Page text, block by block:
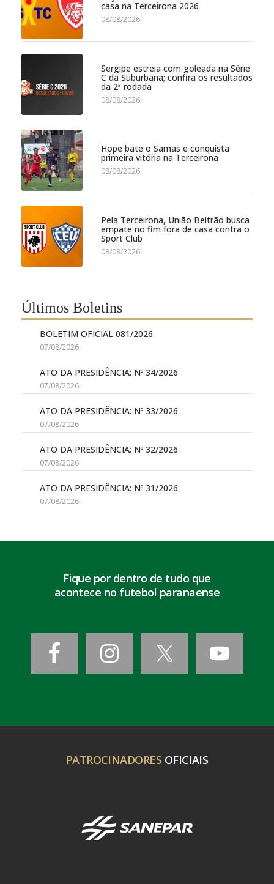
casa na Terceirona 2026
08/08/2026
Sergipe estreia com goleada na Série
C da Suburbana; confira os resultados
da 2ª rodada
08/08/2026
Hope bate o Samas e conquista
primeira vitória na Terceirona
08/08/2026
Pela Terceirona, União Beltrão busca
empate no fim fora de casa contra o
Sport Club
08/08/2026
Últimos Boletins
BOLETIM OFICIAL 081/2026
07/08/2026
ATO DA PRESIDÊNCIA: Nº 34/2026
07/08/2026
ATO DA PRESIDÊNCIA: Nº 33/2026
07/08/2026
ATO DA PRESIDÊNCIA: Nº 32/2026
07/08/2026
ATO DA PRESIDÊNCIA: Nº 31/2026
07/08/2026
Fique por dentro de tudo que
acontece no futebol paranaense
PATROCINADORES OFICIAIS